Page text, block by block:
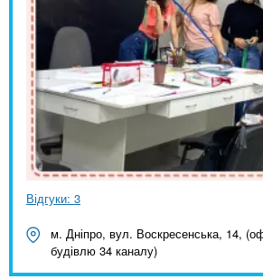
Відгуки: 3
м. Дніпро, вул. Воскресенська, 14,
будівлю 34 каналу)